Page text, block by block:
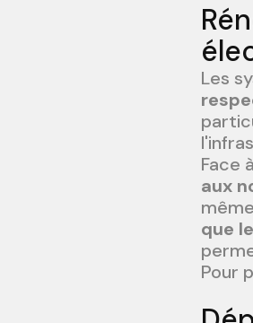
Les
Face
aux
que
Pour